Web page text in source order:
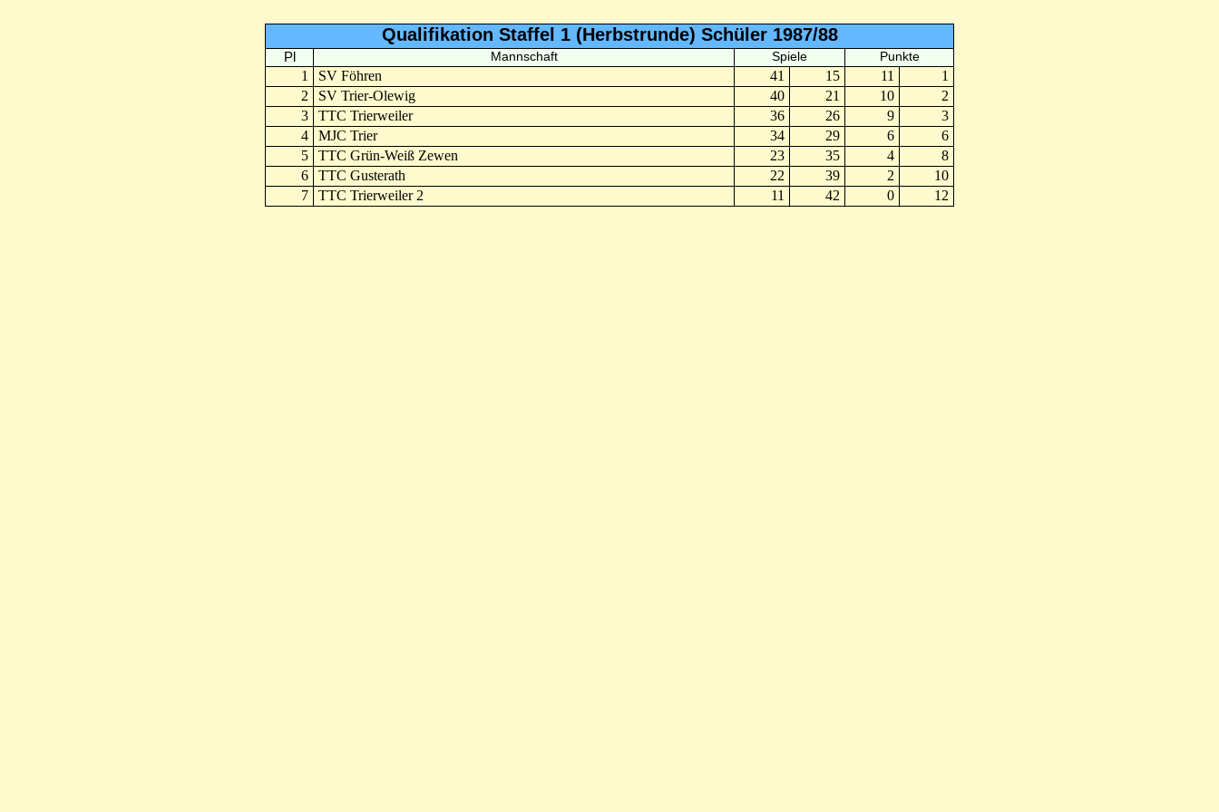
Qualifikation Staffel 1 (Herbstrunde) Schüler 1987/88
Pl Mannschaft Spiele Punkte
1 SV Föhren 41 15 11
1
2
SV Trier-Olewig 40 21 10
2
3
TTC Trierweiler 36 26 9
3
4
MJC Trier 34 29 6
6
5
TTC Grün-Weiß Zewen 23 35 4
8
6
TTC Gusterath 22 39 2
10
7
TTC Trierweiler 2 11 42 0 12